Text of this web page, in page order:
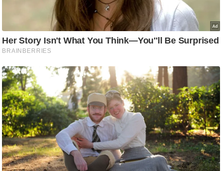
इ
फ
इ
ल
टे
क्नॉ
लॉ
जी
ब्यू
टी